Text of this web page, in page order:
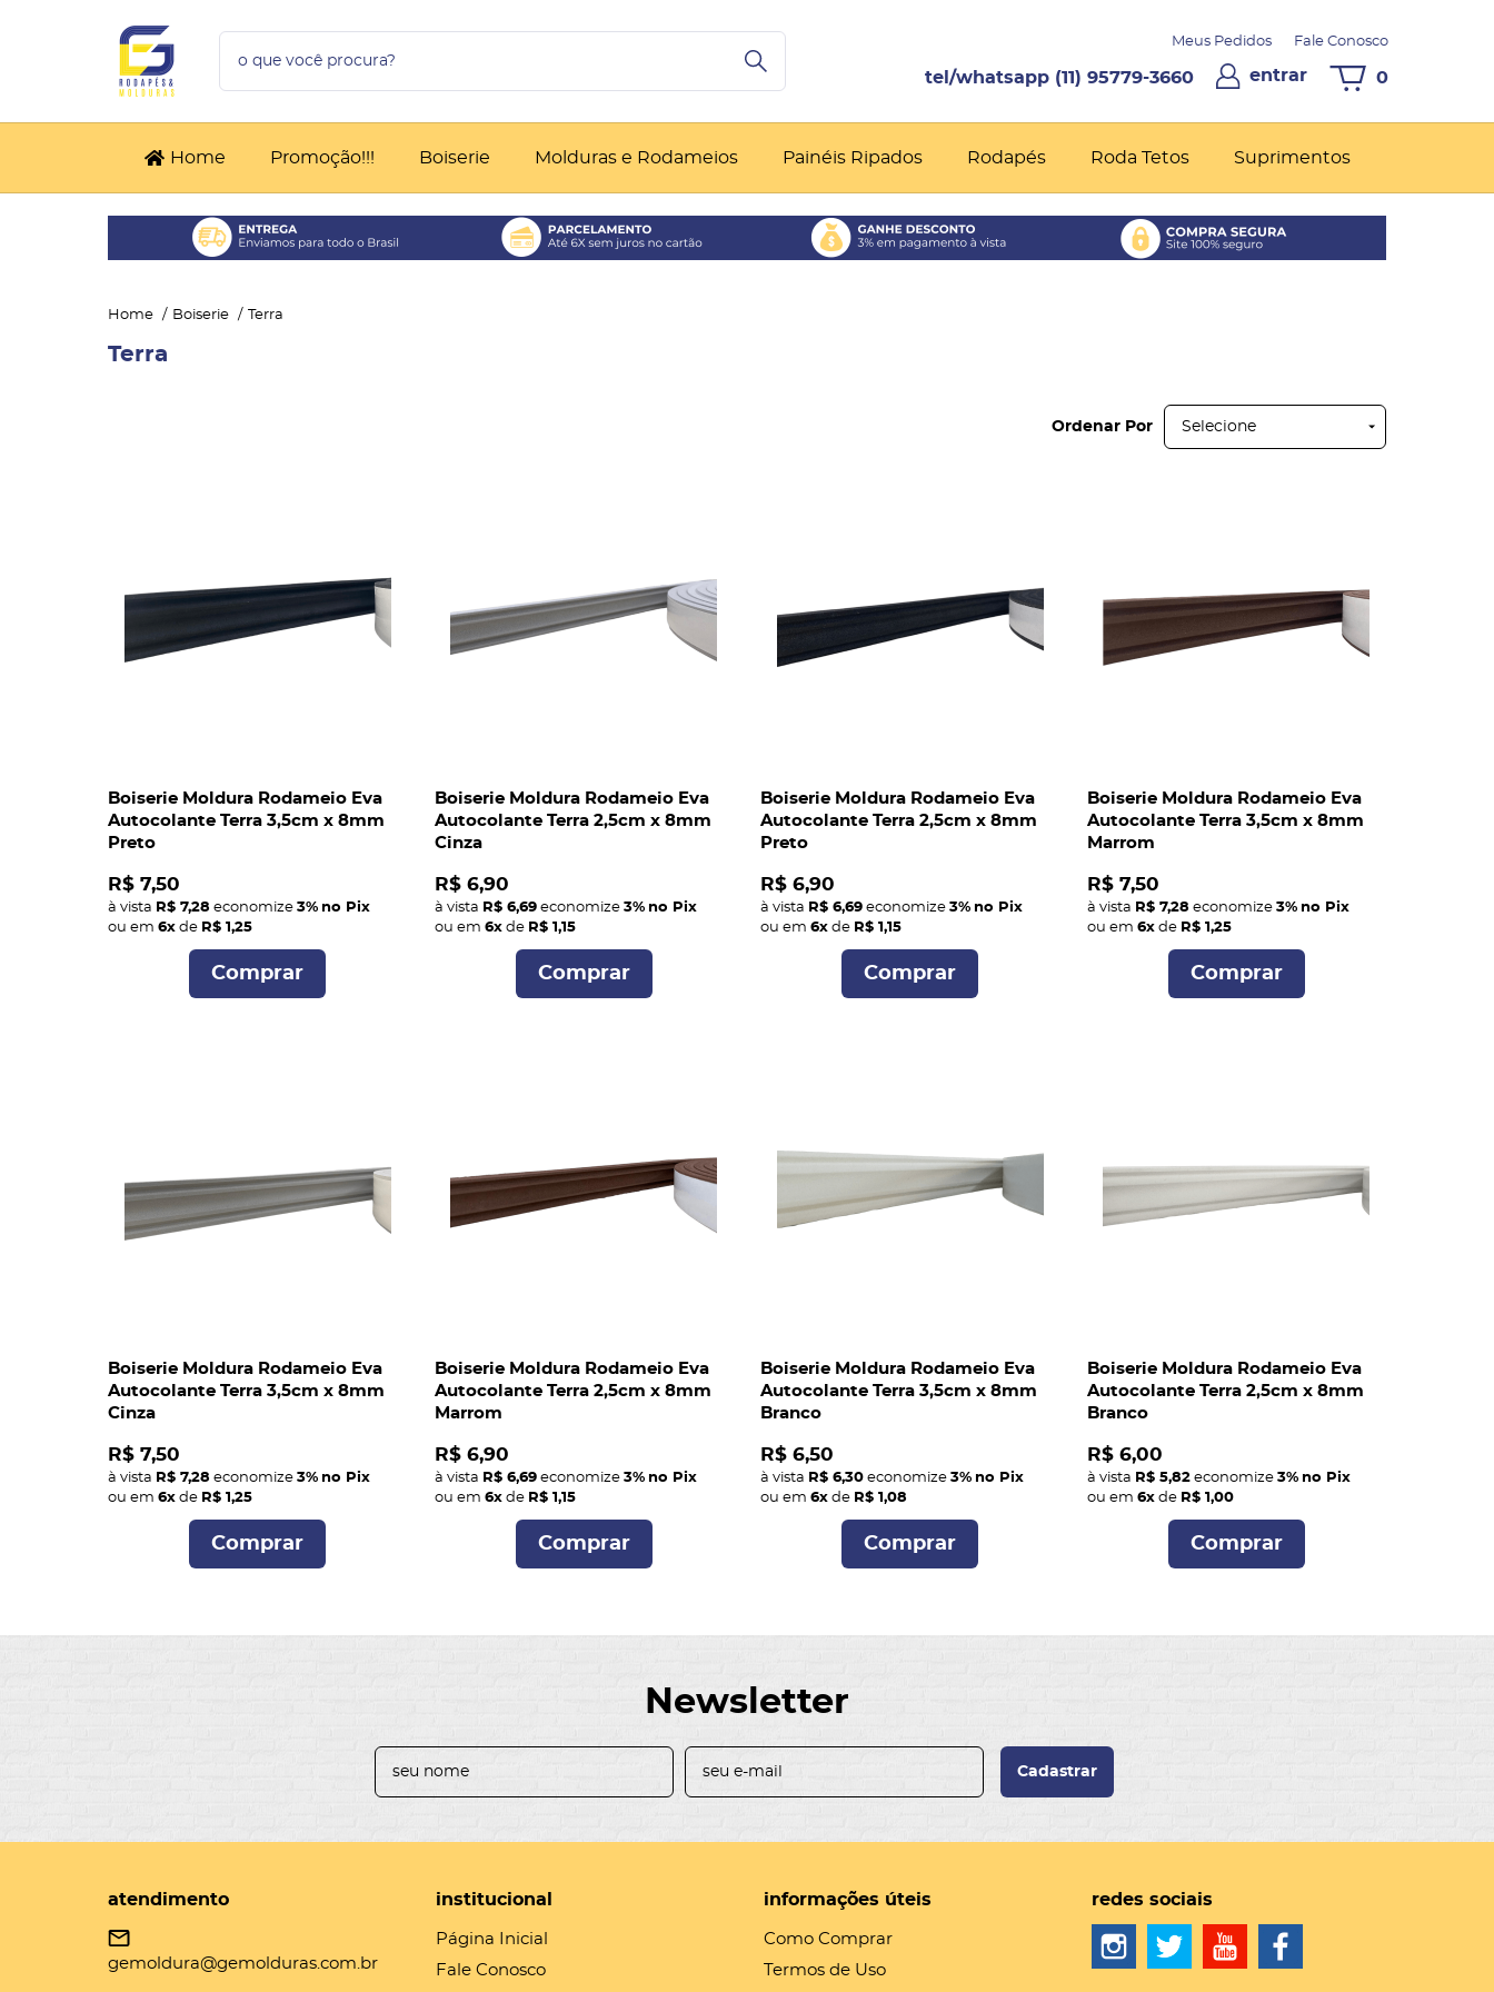
Meus Pedidos Fale Conosco
(11) 95779-3660 entrar 0
Home Promoção!!! Boiserie Molduras e Rodameios Painéis Ripados Rodapés Roda Tetos Suprimentos
Home Boiserie Terra
Terra
Ordenar Por Selecione
Boiserie Moldura Rodameio Eva
Autocolante Terra 3,5cm x 8mm
Preto
R$ 7,50
à vista R$ 7,28 economize 3% no Pix
ou em 6x de R$ 1,25
Comprar
Boiserie Moldura Rodameio Eva
Autocolante Terra 2,5cm x 8mm
Cinza
R$ 6,90
à vista R$ 6,69economize 3% no Pix
ou em 6xde R$ 1,15
Comprar
Boiserie Moldura Rodameio Eva
Autocolante Terra 2,5cm x 8mm
Preto
R$ 6,90
à vista R$ 6,69 economize 3% no Pix
ou em 6x de R$ 1,15
Comprar
Boiserie Moldura Rodameio Eva
Autocolante Terra 3,5cm x 8mm
Marrom
R$ 7,50
à vista R$ 7,28 economize 3% no Pix
ou em 6xde R$ 1,25
Comprar
Boiserie Moldura Rodameio Eva
Autocolante Terra 3,5cm x 8mm
Cinza
R$ 7,50
à vista R$ 7,28 economize 3% no Pix
ou em 6x de R$ 1,25
Comprar
Boiserie Moldura Rodameio Eva
Autocolante Terra 2,5cm x 8mm
Marrom
R$ 6,90
à vista R$ 6,69economize 3% no Pix
ou em 6xde R$ 1,15
Comprar
Boiserie Moldura Rodameio Eva
Autocolante Terra 3,5cm x 8mm
Branco
R$ 6,50
à vista R$ 6,30 economize 3% no Pix
ou em 6x de R$ 1,08
Comprar
Boiserie Moldura Rodameio Eva
Autocolante Terra 2,5cm x 8mm
Branco
R$ 6,00
à vista R$ 5,82economize 3% no Pix
ou em 6xde R$ 1,00
Comprar
Newsletter
Cadastrar
atendimento
gemoldura@gemolduras.com.br
institucional
Página Inicial
Fale Conosco
informações úteis
Como Comprar
Termos de Uso
redes sociais